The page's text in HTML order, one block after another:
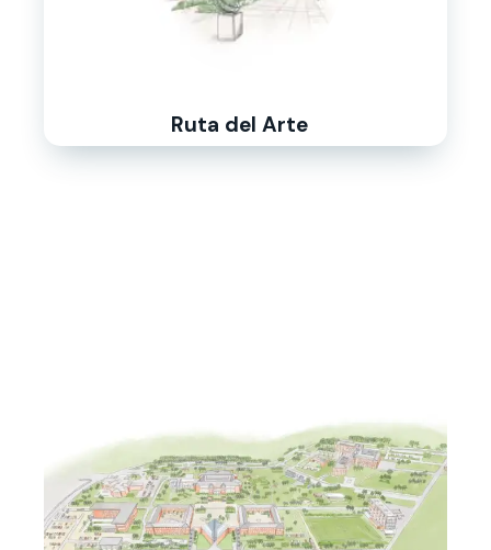
Ruta del Arte